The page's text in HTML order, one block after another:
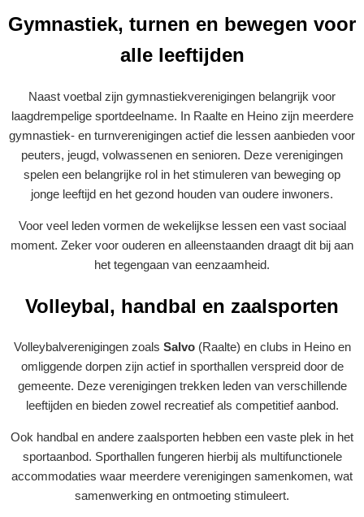
Gymnastiek, turnen en bewegen voor
alle leeftijden
Naast voetbal zijn gymnastiekverenigingen belangrijk voor
laagdrempelige sportdeelname. In Raalte en Heino zijn meerdere
gymnastiek- en turnverenigingen actief die lessen aanbieden voor
peuters, jeugd, volwassenen en senioren. Deze verenigingen
spelen een belangrijke rol in het stimuleren van beweging op
jonge leeftijd en het gezond houden van oudere inwoners.
Voor veel leden vormen de wekelijkse lessen een vast sociaal
moment. Zeker voor ouderen en alleenstaanden draagt dit bij aan
het tegengaan van eenzaamheid.
Volleybal, handbal en zaalsporten
Volleybalverenigingen zoals Salvo(Raalte) en clubs in Heino en
omliggende dorpen zijn actief in sporthallen verspreid door de
gemeente. Deze verenigingen trekken leden van verschillende
leeftijden en bieden zowel recreatief als competitief aanbod.
Ook handbal en andere zaalsporten hebben een vaste plek in het
sportaanbod. Sporthallen fungeren hierbij als multifunctionele
accommodaties waar meerdere verenigingen samenkomen, wat
samenwerking en ontmoeting stimuleert.